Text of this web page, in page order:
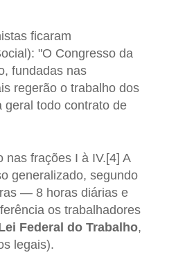
ficaram
"O Congresso da
fundadas nas
regerão o trabalho dos
geral todo contrato de
frações I à IV.[4] A
generalizado, segundo
— 8 horas diárias e
os trabalhadores
Federal do Trabalho,
legais).